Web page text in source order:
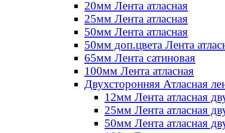
20мм Лента атласная
25мм Лента атласная
50мм Лента атласная
50мм доп.цвета Лента
65мм Лента сатиновая
100мм Лента атласная
Двухсторонняя Атласная
12мм Лента атласная
25мм Лента атласная
50мм Лента атласная